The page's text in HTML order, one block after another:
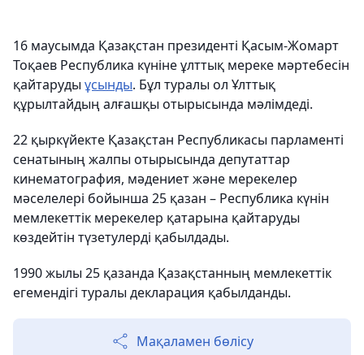
16 маусымда Қазақстан президенті Қасым-Жомарт
Тоқаев Республика күніне ұлттық мереке мәртебесін
қайтаруды ұсынды. Бұл туралы ол Ұлттық
құрылтайдың алғашқы отырысында мәлімдеді.
22 қыркүйекте Қазақстан Республикасы парламенті
сенатының жалпы отырысында депутаттар
кинематография, мәдениет және мерекелер
мәселелері бойынша 25 қазан – Республика күнін
мемлекеттік мерекелер қатарына қайтаруды
көздейтін түзетулерді қабылдады.
1990 жылы 25 қазанда Қазақстанның мемлекеттік
егемендігі туралы декларация қабылданды.
Мақаламен бөлісу